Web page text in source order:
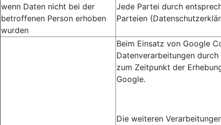
wenn Daten nicht bei der
betroffenen Person erhoben
wurden
Jede Partei durch
Parteien
Beim Einsatz von Google
Datenverarbeitungen
zum Zeitpunkt der
Google.
Die weiteren